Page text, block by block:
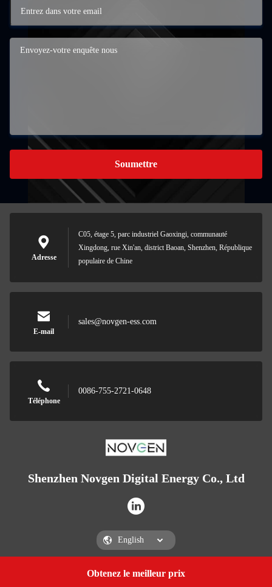
Obtenez le meilleur prix
Soumettre
Adresse
C05, étage 5, parc industriel Gaoxingi, communauté
Xingdong, rue Xin'an, district Baoan, Shenzhen, République
populaire de Chine
E-mail
sales@novgen-ess.com
Téléphone
0086-755-2721-0648
Shenzhen Novgen Digital Energy Co., Ltd
Shenzhen Novgen Digital Energy Co., LtdGet a Quote